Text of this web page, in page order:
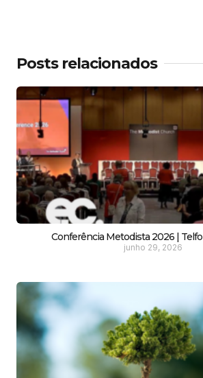
Posts relacionados
Conferência Metodista 2026 |
junho 29, 2026